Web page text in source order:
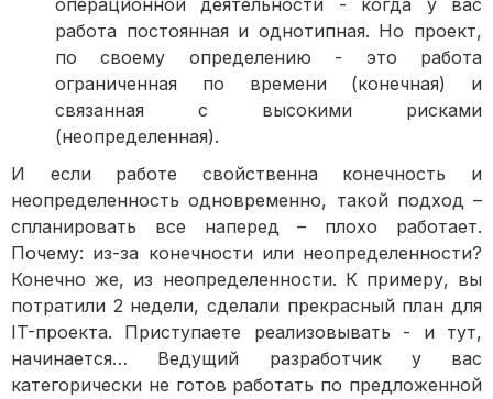
операционной деятельности - когда у вас
работа постоянная и однотипная. Но проект,
по своему определению - это работа
ограниченная по времени (конечная) и
связанная с высокими рисками
(неопределенная).
И если работе свойственна конечность и
неопределенность одновременно, такой подход –
спланировать все наперед – плохо работает.
Почему: из-за конечности или неопределенности?
Конечно же, из неопределенности. К примеру, вы
потратили 2 недели, сделали прекрасный план для
IT-проекта. Приступаете реализовывать - и тут,
начинается… Ведущий разработчик у вас
категорически не готов работать по предложенной